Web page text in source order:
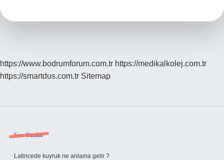
https://www.bodrumforum.com.tr https://medikalkolej.com.tr
https://smartdus.com.tr Sitemap
Sidebar
Son Yazılar
Latincede kuyruk ne anlama gelir ?